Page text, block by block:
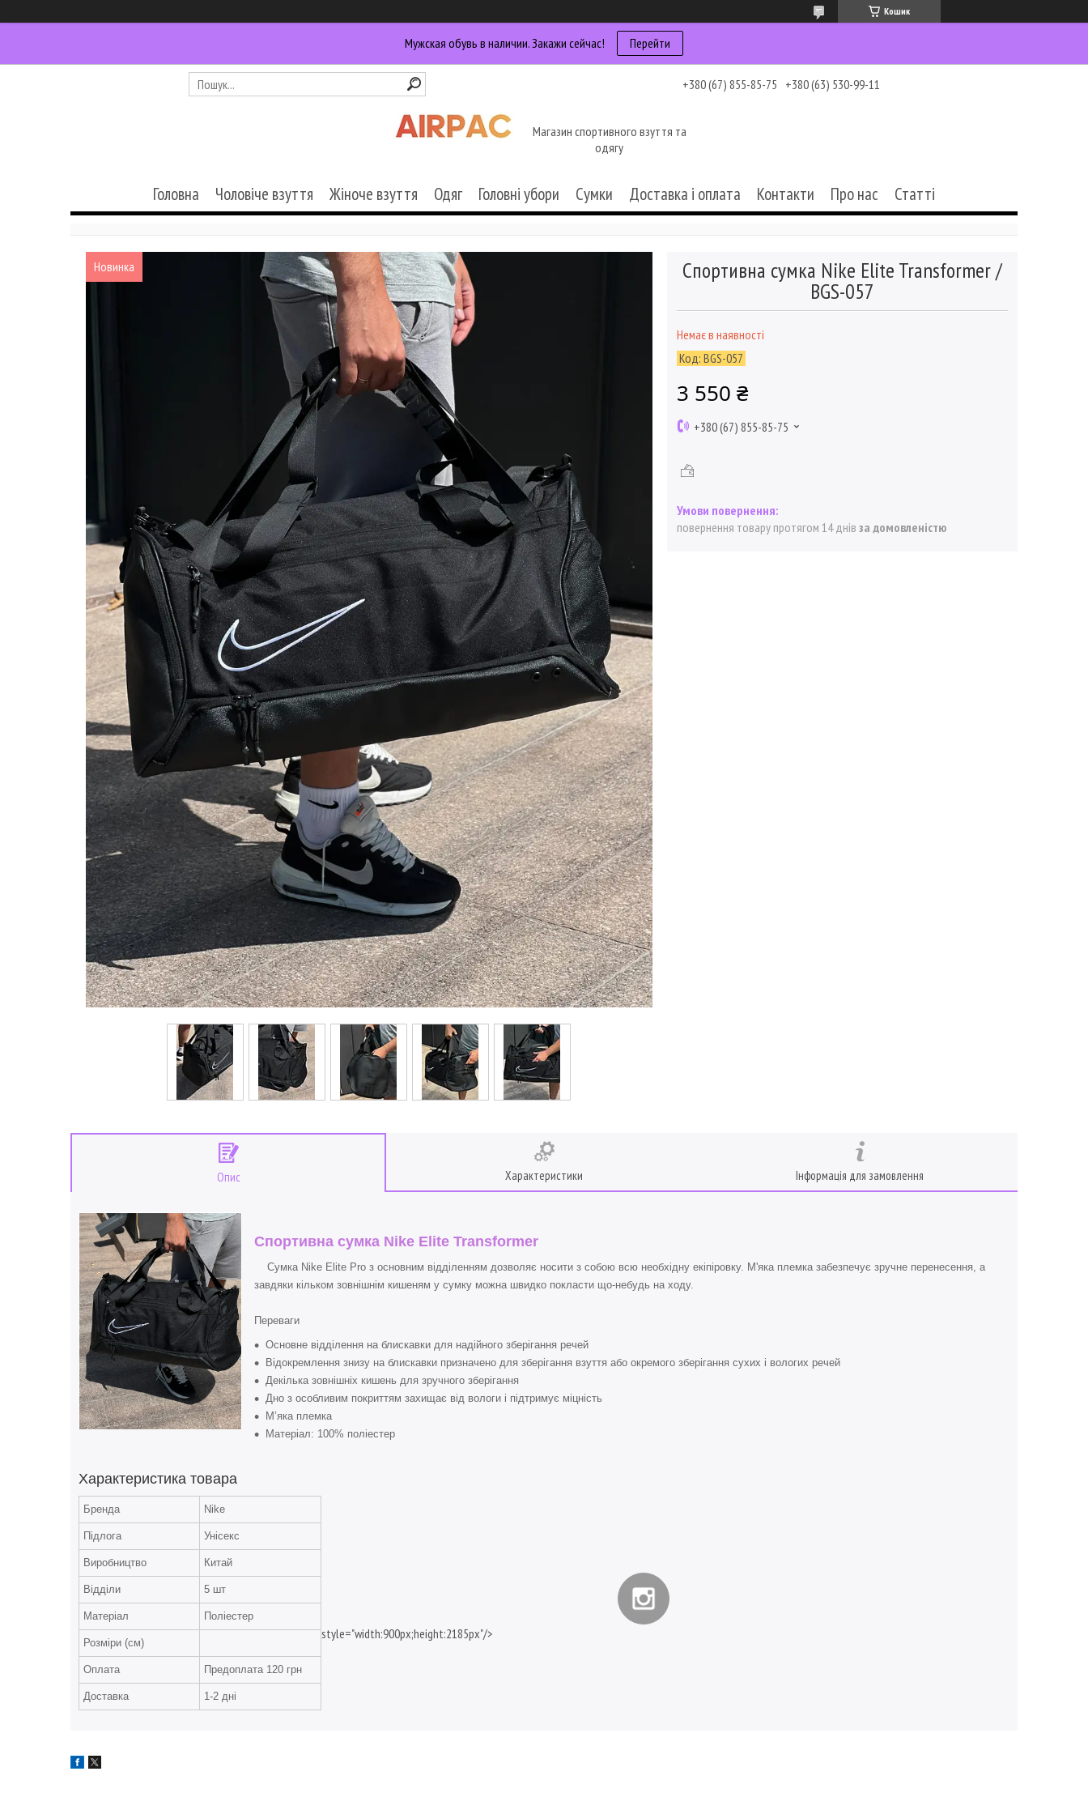
Кошик
Мужская обувь в наличии. Закажи сейчас! Перейти
+380 (67) 855-85-75 +380 (63) 530-99-11
Магазин спортивного взуття та
одягу
Головна Чоловіче взуття Жіноче взуття Одяг Головні убори Сумки Доставка і оплата Контакти Про нас Статті
Новинка Спортивна сумка Nike Elite Transformer /
BGS-057
Немає в наявності
Код: BGS-057
3 550 ₴
+380 (67) 855-85-75
повернення товару протягом 14 днів за домовленістю
Опис Характеристики Інформація для замовлення
Спортивна сумка Nike Elite Transformer
Сумка Nike Elite Pro з основним відділенням дозволяє носити з собою всю необхідну екіпіровку. М'яка племка забезпечує зручне перенесення, а
завдяки кільком зовнішнім кишеням у сумку можна швидко покласти що-небудь на ходу.
Переваги
Основне відділення на блискавки для надійного зберігання речей
Відокремлення знизу на блискавки призначено для зберігання взуття або окремого зберігання сухих і вологих речей
Декілька зовнішніх кишень для зручного зберігання
Дно з особливим покриттям захищає від вологи і підтримує міцність
М’яка племка
Матеріал: 100% поліестер
Характеристика товара
Бренда Nike
Підлога Унісекс
Виробництво Китай
Відділи 5 шт
Матеріал Поліестер
Розміри (см)
Оплата Предоплата 120 грн
Доставка 1-2 дні
style="width:900px;height:2185px"/>